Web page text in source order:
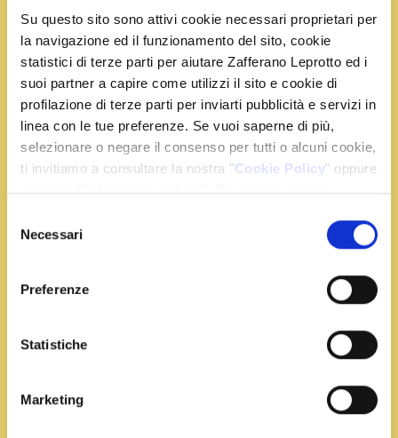
Su questo sito sono attivi cookie necessari proprietari per
la navigazione ed il funzionamento del sito, cookie
statistici di terze parti per aiutare Zafferano Leprotto ed i
suoi partner a capire come utilizzi il sito e cookie di
profilazione di terze parti per inviarti pubblicità e servizi in
linea con le tue preferenze. Se vuoi saperne di più,
selezionare o negare il consenso per tutti o alcuni cookie,
ti invitiamo a consultare la nostra "Cookie Policy" oppure
premere "Seleziona i cookies". Per un'esperienza
delNecessari
Preferenze
Statistiche
Marketing
Tempo:30 min Portata: Dessert
Tiramisù allo Zafferano
In una terrina montate i tuorli con lo zucchero fino a
quando diventano